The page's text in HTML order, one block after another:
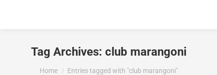
Tag Archives: club marangoni
You are here:
Home Entries tagged with "club marangoni"